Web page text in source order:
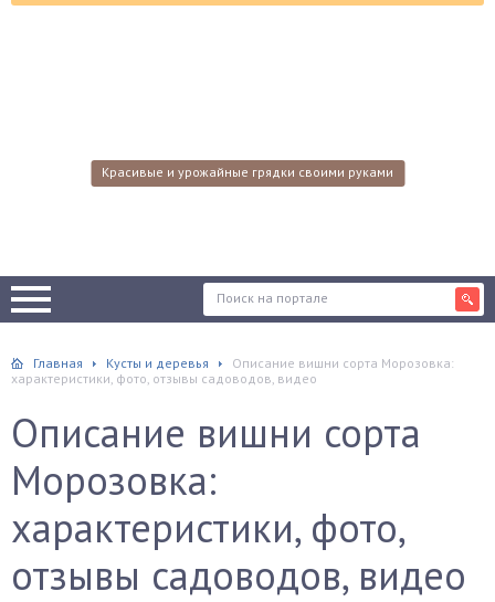
Красивые и урожайные грядки своими руками
Главная Кусты и деревья
Описание вишни сорта Морозовка:
характеристики, фото, отзывы садоводов, видео
Описание вишни сорта
Морозовка:
характеристики, фото,
отзывы садоводов, видео